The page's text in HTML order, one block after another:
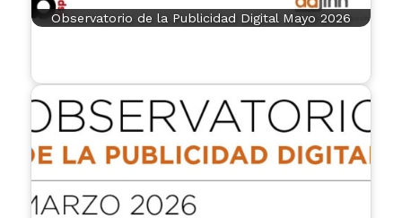
Observatorio de la Publicidad Digital Mayo 2026